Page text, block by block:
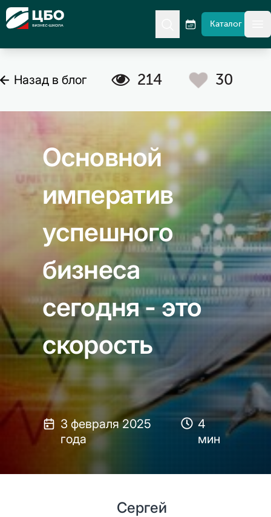
CBO
Каталог
Назад в блог A 214 C 30
Основной
императив
успешного
бизнеса
сегодня - это
скорость
3 февраля 2025
года
4
мин
Сергей